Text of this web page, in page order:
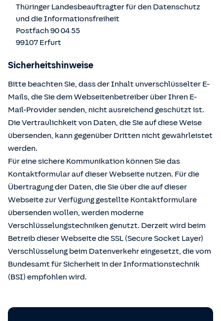
Thüringer Landesbeauftragter für den Datenschutz
und die Informationsfreiheit
Postfach 90 04 55
99107 Erfurt
Sicherheitshinweise
Bitte beachten Sie, dass der Inhalt unverschlüsselter E-
Mails, die Sie dem Webseitenbetreiber über Ihren E-
Mail-Provider senden, nicht ausreichend geschützt ist.
Die Vertraulichkeit von Daten, die Sie auf diese Weise
übersenden, kann gegenüber Dritten nicht gewährleistet
werden.
Für eine sichere Kommunikation können Sie das
Kontaktformular auf dieser Webseite nutzen. Für die
Übertragung der Daten, die Sie über die auf dieser
Webseite zur Verfügung gestellte Kontaktformulare
übersenden wollen, werden moderne
Verschlüsselungstechniken genutzt. Derzeit wird beim
Betreib dieser Webseite die SSL (Secure Socket Layer)
Verschlüsselung beim Datenverkehr eingesetzt, die vom
Bundesamt für Sicherheit in der Informationstechnik
(BSI) empfohlen wird.